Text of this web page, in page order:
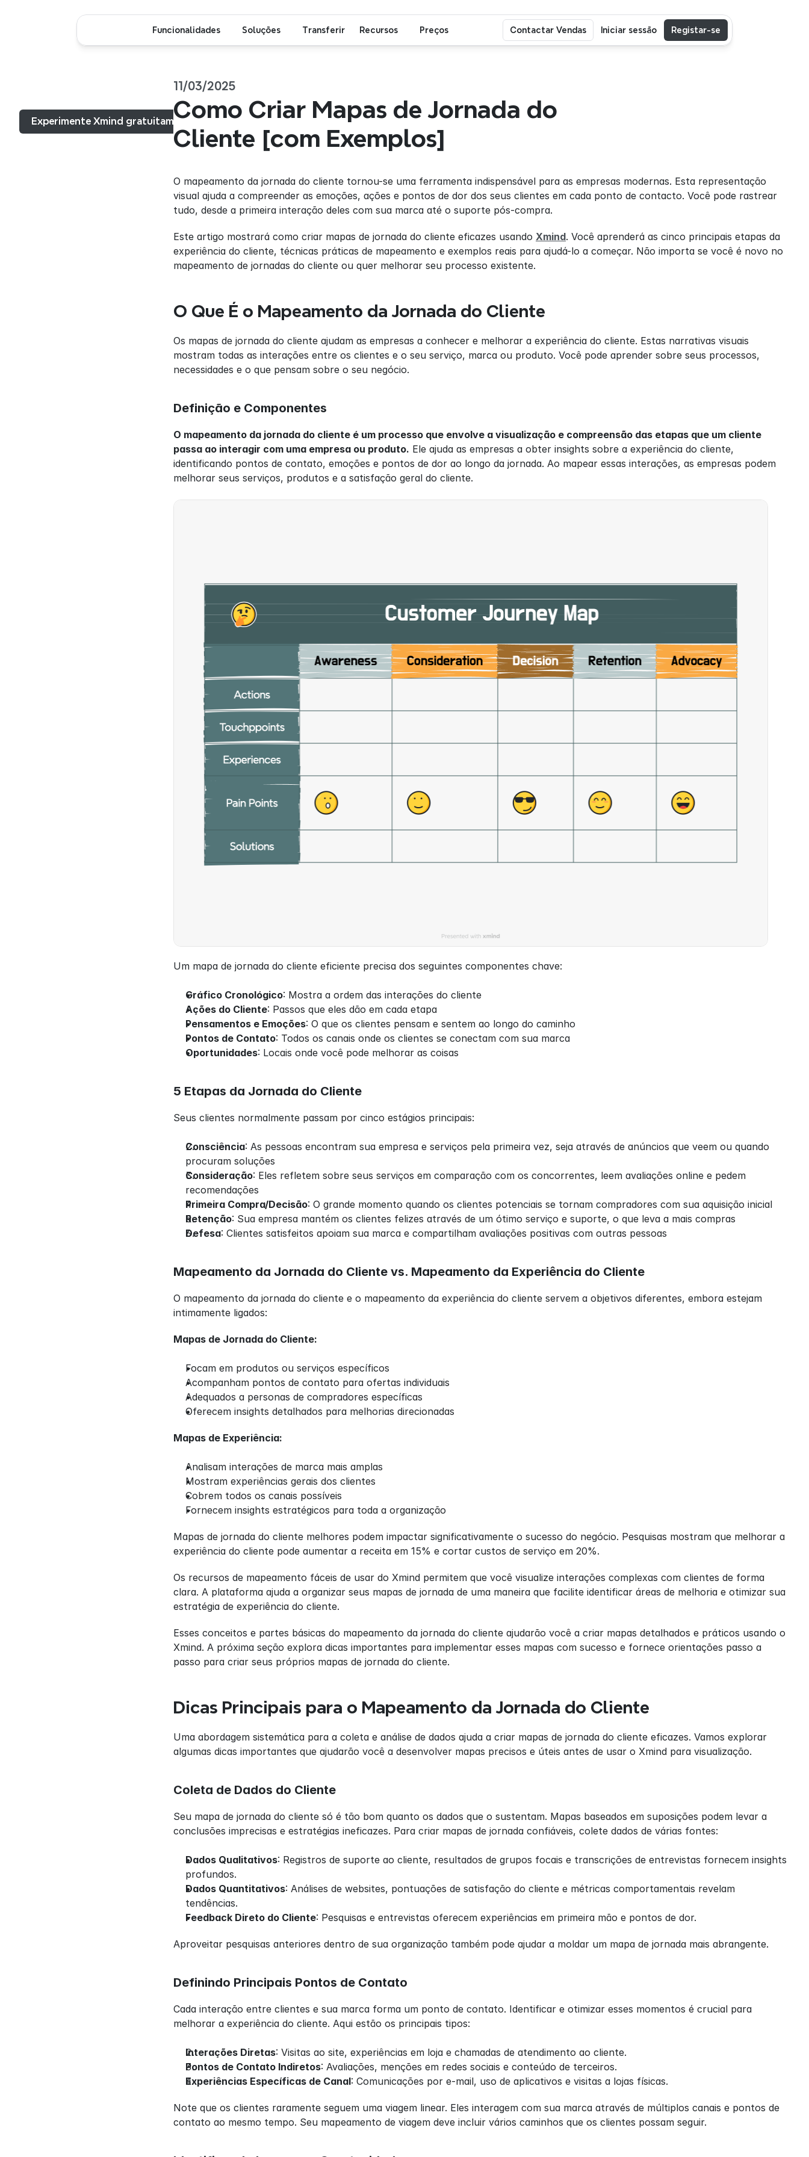
Experimente Xmind gratuitamente
11/03/2025
Como Criar Mapas de Jornada do
Cliente [com Exemplos]
O mapeamento da jornada do cliente tornou-se uma ferramenta indispensável para as empresas modernas. Esta representação
visual ajuda a compreender as emoções, ações e pontos de dor dos seus clientes em cada ponto de contacto. Você pode rastrear
tudo, desde a primeira interação deles com sua marca até o suporte pós-compra.
Este artigo mostrará como criar mapas de jornada do cliente eficazes usando Xmind. Você aprenderá as cinco principais etapas da
experiência do cliente, técnicas práticas de mapeamento e exemplos reais para ajudá-lo a começar. Não importa se você é novo no
mapeamento de jornadas do cliente ou quer melhorar seu processo existente.
O Que É o Mapeamento da Jornada do Cliente
Os mapas de jornada do cliente ajudam as empresas a conhecer e melhorar a experiência do cliente. Estas narrativas visuais
mostram todas as interações entre os clientes e o seu serviço, marca ou produto. Você pode aprender sobre seus processos,
necessidades e o que pensam sobre o seu negócio.
Definição e Componentes
O mapeamento da jornada do cliente é um processo que envolve a visualização e compreensão das etapas que um cliente
passa ao interagir com uma empresa ou produto. Ele ajuda as empresas a obter insights sobre a experiência do cliente,
identificando pontos de contato, emoções e pontos de dor ao longo da jornada. Ao mapear essas interações, as empresas podem
melhorar seus serviços, produtos e a satisfação geral do cliente.
Um mapa de jornada do cliente eficiente precisa dos seguintes componentes chave:
Gráfico Cronológico: Mostra a ordem das interações do cliente
Ações do Cliente: Passos que eles dão em cada etapa
Pensamentos e Emoções: O que os clientes pensam e sentem ao longo do caminho
Pontos de Contato: Todos os canais onde os clientes se conectam com sua marca
Oportunidades: Locais onde você pode melhorar as coisas
5 Etapas da Jornada do Cliente
Seus clientes normalmente passam por cinco estágios principais:
Consciência: As pessoas encontram sua empresa e serviços pela primeira vez, seja através de anúncios que veem ou quando
procuram soluções
Consideração: Eles refletem sobre seus serviços em comparação com os concorrentes, leem avaliações online e pedem
recomendações
Primeira Compra/Decisão: O grande momento quando os clientes potenciais se tornam compradores com sua aquisição inicial
Retenção: Sua empresa mantém os clientes felizes através de um ótimo serviço e suporte, o que leva a mais compras
Defesa: Clientes satisfeitos apoiam sua marca e compartilham avaliações positivas com outras pessoas
Mapeamento da Jornada do Cliente vs. Mapeamento da Experiência do Cliente
O mapeamento da jornada do cliente e o mapeamento da experiência do cliente servem a objetivos diferentes, embora estejam
intimamente ligados:
Mapas de Jornada do Cliente:
Focam em produtos ou serviços específicos
Acompanham pontos de contato para ofertas individuais
Adequados a personas de compradores específicas
Oferecem insights detalhados para melhorias direcionadas
Mapas de Experiência:
Analisam interações de marca mais amplas
Mostram experiências gerais dos clientes
Cobrem todos os canais possíveis
Fornecem insights estratégicos para toda a organização
Mapas de jornada do cliente melhores podem impactar significativamente o sucesso do negócio. Pesquisas mostram que melhorar a
experiência do cliente pode aumentar a receita em 15% e cortar custos de serviço em 20%.
Os recursos de mapeamento fáceis de usar do Xmind permitem que você visualize interações complexas com clientes de forma
clara. A plataforma ajuda a organizar seus mapas de jornada de uma maneira que facilite identificar áreas de melhoria e otimizar sua
estratégia de experiência do cliente.
Esses conceitos e partes básicas do mapeamento da jornada do cliente ajudarão você a criar mapas detalhados e práticos usando o
Xmind. A próxima seção explora dicas importantes para implementar esses mapas com sucesso e fornece orientações passo a
passo para criar seus próprios mapas de jornada do cliente.
Dicas Principais para o Mapeamento da Jornada do Cliente
Uma abordagem sistemática para a coleta e análise de dados ajuda a criar mapas de jornada do cliente eficazes. Vamos explorar
algumas dicas importantes que ajudarão você a desenvolver mapas precisos e úteis antes de usar o Xmind para visualização.
Coleta de Dados do Cliente
Seu mapa de jornada do cliente só é tão bom quanto os dados que o sustentam. Mapas baseados em suposições podem levar a
conclusões imprecisas e estratégias ineficazes. Para criar mapas de jornada confiáveis, colete dados de várias fontes:
Dados Qualitativos: Registros de suporte ao cliente, resultados de grupos focais e transcrições de entrevistas fornecem insights
profundos.
Dados Quantitativos: Análises de websites, pontuações de satisfação do cliente e métricas comportamentais revelam
tendências.
Feedback Direto do Cliente: Pesquisas e entrevistas oferecem experiências em primeira mão e pontos de dor.
Aproveitar pesquisas anteriores dentro de sua organização também pode ajudar a moldar um mapa de jornada mais abrangente.
Definindo Principais Pontos de Contato
Cada interação entre clientes e sua marca forma um ponto de contato. Identificar e otimizar esses momentos é crucial para
melhorar a experiência do cliente. Aqui estão os principais tipos:
Interações Diretas: Visitas ao site, experiências em loja e chamadas de atendimento ao cliente.
Pontos de Contato Indiretos: Avaliações, menções em redes sociais e conteúdo de terceiros.
Experiências Específicas de Canal: Comunicações por e-mail, uso de aplicativos e visitas a lojas físicas.
Note que os clientes raramente seguem uma viagem linear. Eles interagem com sua marca através de múltiplos canais e pontos de
contato ao mesmo tempo. Seu mapeamento de viagem deve incluir vários caminhos que os clientes possam seguir.
Funcionalidades Soluções Transferir Recursos Preços Contactar Vendas Iniciar sessão Registar-se